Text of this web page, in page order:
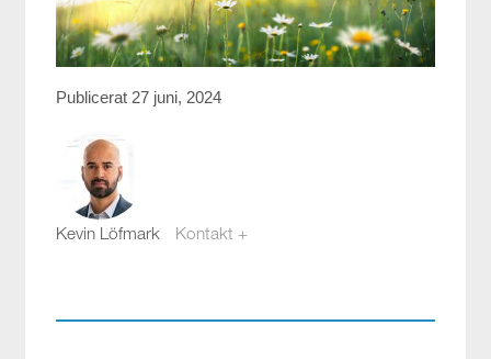
Publicerat 27 juni, 2024
Kevin Löfmark Kontakt +